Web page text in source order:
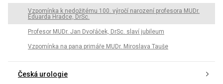
Vzpomínka k nedožitému 100. výročí narození profesora MUDr.
Eduarda Hradce, DrSc.
Profesor MUDr. Jan Dvořáček, DrSc. slaví jubileum
Vzpomínka na pana primáře MUDr. Miroslava Tauše
Česká urologie